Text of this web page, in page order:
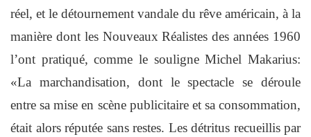
réel, et le détournement vandale du rêve américain, à la
manière dont les Nouveaux Réalistes des années 1960
l’ont pratiqué, comme le souligne Michel Makarius:
«La marchandisation, dont le spectacle se déroule
entre sa mise en scène publicitaire et sa consommation,
était alors réputée sans restes. Les détritus recueillis par